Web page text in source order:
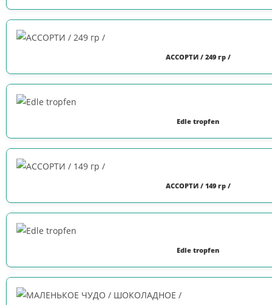
АССОРТИ / 249 гр /
Edle tropfen
АССОРТИ / 149 гр /
Edle tropfen